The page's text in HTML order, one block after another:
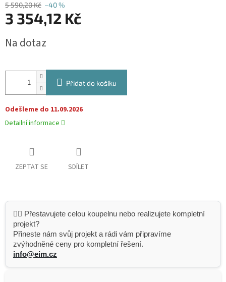
5 590,20 Kč –40 %
3 354,12 Kč
cena:
Na dotaz
Přidat do košíku
Odešleme do 11.09.2026
Detailní informace
ZEPTAT SE SDÍLET
👷‍♂️ Přestavujete celou koupelnu nebo realizujete kompletní
projekt?
Přineste nám svůj projekt a rádi vám připravíme
zvýhodněné ceny pro kompletní řešení.
info@eim.cz